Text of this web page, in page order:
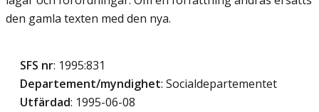
den gamla texten med den nya.
SFS nr: 1995:831
Departement/myndighet: Socialdepartementet
Utfärdad: 1995-06-08